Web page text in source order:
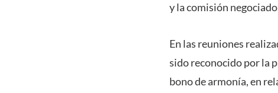
y la comisión
En las reuniones
sido reconocido por la
bono de armonía, en